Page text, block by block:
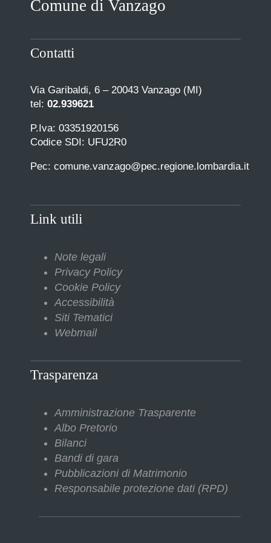
COMUNICAZIONE
Comune di Vanzago
Contatti
Via Garibaldi, 6 – 20043 Vanzago (MI)
tel: 02.939621
P.Iva: 03351920156
Codice SDI: UFU2R0
Pec: comune.vanzago@pec.regione.lombardia.it
Link utili
Note legali
Privacy Policy
Cookie Policy
Accessibilità
Siti Tematici
Webmail
Trasparenza
Amministrazione Trasparente
Albo Pretorio
Bilanci
Bandi di gara
Pubblicazioni di Matrimonio
Responsabile protezione dati (RPD)